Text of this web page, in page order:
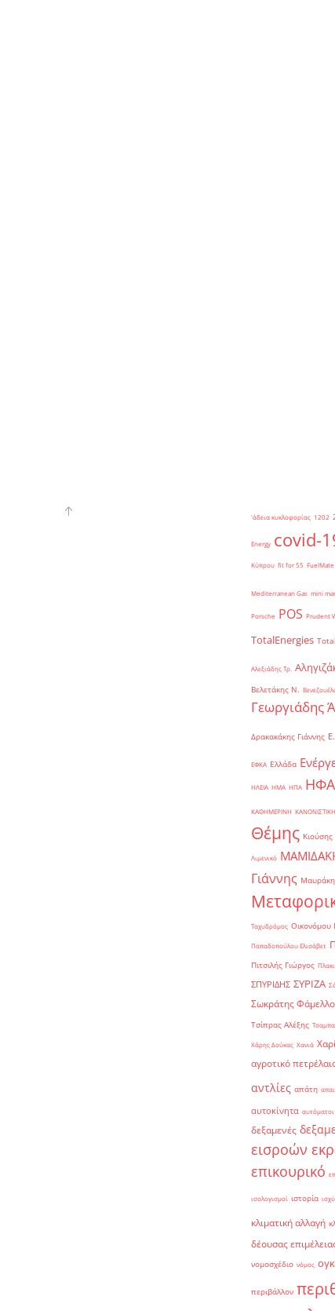
'άδεια κυκλοφορίας 1202
Energy covid-
Κύπρου fit for 55 FuelMate
Mediterranean Gas mini
Porsche POS Prudent
TotalEnergies
Αλεξιάδης Τρ.
Βελετάκης Ν.
Γεωργιάδης
Δρακακάκης Γιάννης
ΕΦΚΑ Ελλάδα
ΗΛΕΙΑ ΗΜΑ ΗΠΑ
ΚΑΘΗΜΕΡΙΝΗ
Θέμης
Λιμενικό
Γιάννης
Ταχυδρόμος Οικονόμου
Παπαδοπούλου Ελισάβετ
Πιτσιλής Γιώργος
ΣΠΥΡΙΔΗΣ ΣΥΡΙΖΑ
Σωκράτης
Τσίπρας Αλέξης
Χάρης Δούκας Χανιά
αγροτικό
αντλίες απάτη
αυτοκίνητα
δεξαμενές
εισροών
επικουρικό
ισολογισμοί ιστορία ισχύ
κλιματική αλλαγή
δέουσας
νομοσχέδιο νόμος
περιβάλλον